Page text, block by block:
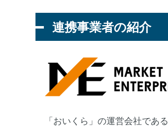
連携事業者の紹介
「おいくら」の運営会社である